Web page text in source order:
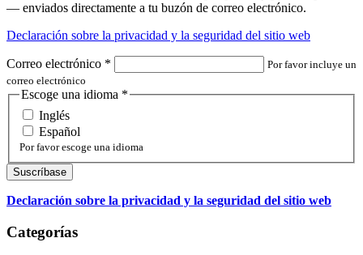
— enviados directamente a tu buzón de correo electrónico.
Declaración sobre la privacidad y la seguridad del sitio web
Correo electrónico *
Por favor incluye un
correo electrónico
Escoge una idioma *
Inglés
Español
Por favor escoge una idioma
Declaración sobre la privacidad y la seguridad del sitio web
Categorías